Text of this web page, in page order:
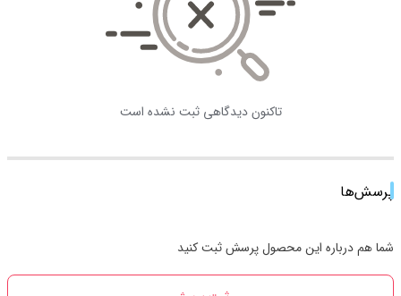
تاکنون دیدگاهی ثبت نشده است
پرسش‌ها
شما هم درباره این محصول پرسش ثبت کنید